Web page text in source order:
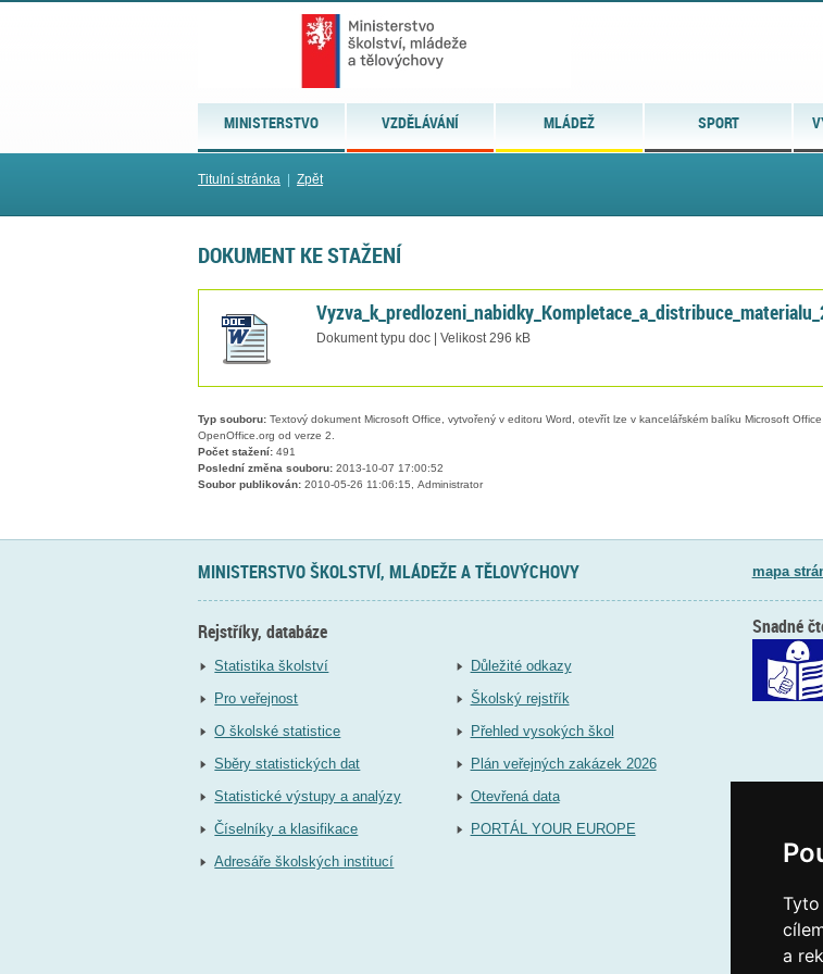
a
MINISTERSTVO VZDĚLÁVÁNÍ MLÁDEŽ SPORT
Titulní stránka Zpět
DOKUMENT KE STAŽENÍ
Dokument typu doc | Velikost 296 kB
Typ souboru: Textový dokument Microsoft Office, vytvořený v editoru Word, otevřít lze v kancelářském balíku Microsoft
OpenOffice.org od verze 2.
Počet stažení: 491
Poslední změna souboru: 2013-10-07 17:00:52
Soubor publikován: 2010-05-26 11:06:15, Administrator
MINISTERSTVO ŠKOLSTVÍ, MLÁDEŽE A TĚLOVÝCHOVY mapa
Rejstříky, databáze
Statistika školství
Pro veřejnost
O školské statistice
Sběry statistických dat
Statistické výstupy a analýzy
Číselníky a klasifikace
Adresáře školských institucí
Důležité odkazy
Školský rejstřík
Přehled vysokých škol
Plán veřejných zakázek 2026
Otevřená data
PORTÁL YOUR EUROPE
Snadné